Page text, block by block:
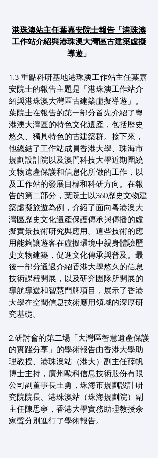
港珠澳站主任葉嘉安院士報告「港珠澳
工作站介紹與港珠澳大灣區古建築虛擬
導遊」
1.3 重點科研基地港珠澳工作站主任葉嘉
安院士的報告主題是「港珠澳工作站介
紹與港珠澳大灣區古建築虛擬導遊」。
葉院士在報告的第一部分首先介紹了粵
港澳大灣區的特色文化遺產，包括歷史
悠久、獨具特色的古建築群。接下來，
他總結了工作站成員香港大學、珠海市
規劃設計院以及澳門科技大學近期圍繞
文物遺產保護和信息化所做的工作，以
及工作站的發展目標和科研方向。在報
告的第二部分，葉院士以360歷史文物建
築虛擬旅遊為例，介紹了面向粵港澳大
灣區歷史文化遺產保護傳承與傳播的虛
擬實景技術研究與應用。這些技術的應
用能夠讓遊客在虛擬環境中親身體驗歷
史文物建築，促進文化傳承與普及。最
後一部分通過介紹香港大學悠久的信息
技術課程開展，以及研究團隊所開展的
導航導遊和智慧門牌項目，展示了香港
大學在空間信息技術應用領域的深厚研
究基礎。
2.研討會的第二場「大灣區智慧遺產保護
的實踐分享」的學術報告由香港大學助
理教授、港珠澳站（港大）副主任薛帆
博士主持，廣州歐科信息技術股份有限
公司副董事長王勇，珠海市規劃設計研
究院院長、港珠澳站（珠海規劃院）副
主任陳思寧，香港大學實務助理教授余
家聲分別進行了學術報告。